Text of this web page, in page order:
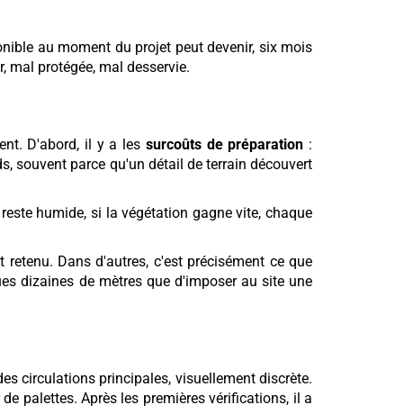
au moment du projet peut devenir, six mois
mal protégée, mal desservie.
D'abord, il y a les surcoûts de préparation :
souvent parce qu'un détail de terrain découvert
humide, si la végétation gagne vite, chaque
Dans d'autres, c'est précisément ce que
dizaines de mètres que d'imposer au site une
circulations principales, visuellement discrète.
palettes. Après les premières vérifications, il a